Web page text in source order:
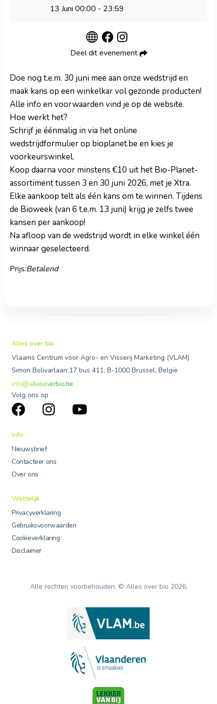
13 Juni 00:00 - 23:59
Deel dit evenement
Doe nog t.e.m. 30 juni mee aan onze wedstrijd en
maak kans op een winkelkar vol gezonde producten!
Alle info en voorwaarden vind je op de website.
Hoe werkt het?
Schrijf je éénmalig in via het online
wedstrijdformulier op bioplanet.be en kies je
voorkeurswinkel.
Koop daarna voor minstens €10 uit het Bio-Planet-
assortiment tussen 3 en 30 juni 2026, met je Xtra.
Elke aankoop telt als één kans om te winnen. Tijdens
de Bioweek (van 6 t.e.m. 13 juni) krijg je zelfs twee
kansen per aankoop!
Na afloop van de wedstrijd wordt in elke winkel één
winnaar geselecteerd.
Prijs:Betalend
Alles over bio
Vlaams Centrum voor Agro- en Visserij Marketing (VLAM)
Simon Bolivarlaan 17 bus 411, B-1000 Brussel, België
info@allesoverbio.be
Volg ons op
Info
Nieuwsbrief
Contacteer ons
Over ons
Wettelijk
Privacyverklaring
Gebruiksvoorwaarden
Cookieverklaring
Disclaimer
Alle rechten voorbehouden. © Alles over bio 2026.